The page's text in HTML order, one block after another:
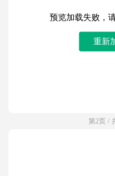
预览加载失败，
重新
第2页 /